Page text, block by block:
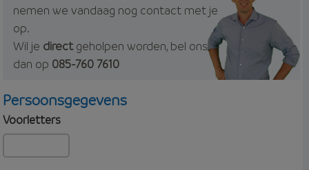
nemen we vandaag nog contact met je
op.
Wil je directgeholpen worden, bel ons
dan op 085-760 7610
Persoonsgegevens
Voorletters